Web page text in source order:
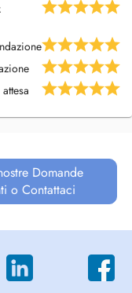
Domande
o Contattaci